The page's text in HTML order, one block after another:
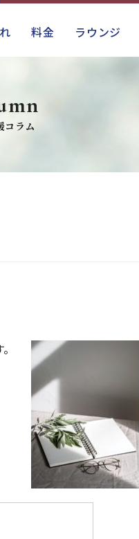
料金 ラウンジ
コラム